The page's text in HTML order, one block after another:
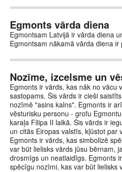
Egmonts vārda diena
Egmontsam Latvijā ir vārda diena
Egmontsam nākamā vārda diena ir
Nozīme, izcelsme un
Egmonts ir vārds, kas nāk no vācu
sastopams. Šis vārds ir cieši
nozīmē "asins kalns". Egmonts ir
vēsturisku personu - grofu
karaļa Filipa II laikā. Šis vārds ir
un citās Eiropas valstīs, kļūstot par
Egmonts ir vārds, kas simbolizē
var būt lielisks vārds jūsu bērnam,
drosmīgs un neatlaidīgs. Egmonts
spēcīgu nozīmi, kas var būt lielisks